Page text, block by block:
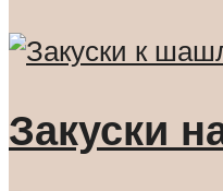
Закуски